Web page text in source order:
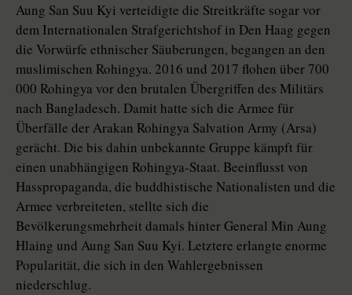
Aung San Suu Kyi verteidigte die Streitkräfte sogar vor
dem Internationalen Strafgerichtshof in Den Haag gegen
die Vorwürfe ethnischer Säuberungen, begangen an den
muslimischen Rohingya. 2016 und 2017 flohen über 700
000 Rohingya vor den brutalen Übergriffen des Militärs
nach Bangladesch. Damit hatte sich die Armee für
Überfälle der Arakan Rohingya Salvation Army (­Arsa)
gerächt. Die bis dahin unbekannte Gruppe kämpft für
einen unabhängigen Rohingya-Staat. Beeinflusst von
Hass­propaganda, die buddhistische Nationalisten und die
Armee verbreiteten, stellte sich die
Bevölkerungsmehrheit damals hinter General Min Aung
Hlaing und Aung San Suu Kyi. Letztere erlangte enorme
Popularität, die sich in den Wahlergebnissen
niederschlug.